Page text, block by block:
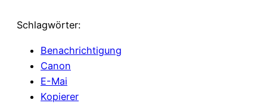
Schlagwörter:
Benachrichtigung
Canon
E-Mai
Kopierer